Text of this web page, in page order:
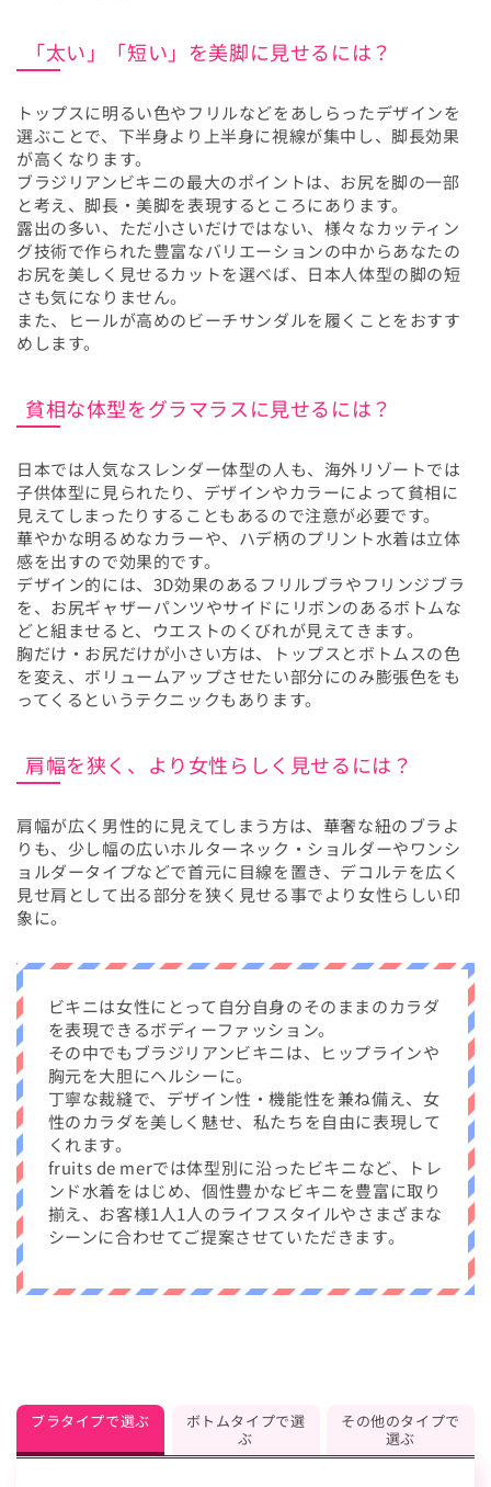
「太い」「短い」を美脚に見せるには？
トップスに明るい色やフリルなどをあしらったデザインを
選ぶことで、下半身より上半身に視線が集中し、脚長効果
が高くなります。
ブラジリアンビキニの最大のポイントは、お尻を脚の一部
と考え、脚長・美脚を表現するところにあります。
露出の多い、ただ小さいだけではない、様々なカッティン
グ技術で作られた豊富なバリエーションの中からあなたの
お尻を美しく見せるカットを選べば、日本人体型の脚の短
さも気になりません。
また、ヒールが高めのビーチサンダルを履くことをおすす
めします。
貧相な体型をグラマラスに見せるには？
日本では人気なスレンダー体型の人も、海外リゾートでは
子供体型に見られたり、デザインやカラーによって貧相に
見えてしまったりすることもあるので注意が必要です。
華やかな明るめなカラーや、ハデ柄のプリント水着は立体
感を出すので効果的です。
デザイン的には、3D効果のあるフリルブラやフリンジブラ
を、お尻ギャザーパンツやサイドにリボンのあるボトムな
どと組ませると、ウエストのくびれが見えてきます。
胸だけ・お尻だけが小さい方は、トップスとボトムスの色
を変え、ボリュームアップさせたい部分にのみ膨張色をも
ってくるというテクニックもあります。
肩幅を狭く、より女性らしく見せるには？
肩幅が広く男性的に見えてしまう方は、華奢な紐のブラよ
りも、少し幅の広いホルターネック・ショルダーやワンシ
ョルダータイプなどで首元に目線を置き、デコルテを広く
見せ肩として出る部分を狭く見せる事でより女性らしい印
象に。
ビキニは女性にとって自分自身のそのままのカラダ
を表現できるボディーファッション。
その中でもブラジリアンビキニは、ヒップラインや
胸元を大胆にヘルシーに。
丁寧な裁縫で、デザイン性・機能性を兼ね備え、女
性のカラダを美しく魅せ、私たちを自由に表現して
くれます。
fruits de merでは体型別に沿ったビキニなど、トレ
ンド水着をはじめ、個性豊かなビキニを豊富に取り
揃え、お客様1人1人のライフスタイルやさまざまな
シーンに合わせてご提案させていただきます。
ブラタイプで選ぶ
ボトムタイプで選
ぶ
その他のタイプで
選ぶ